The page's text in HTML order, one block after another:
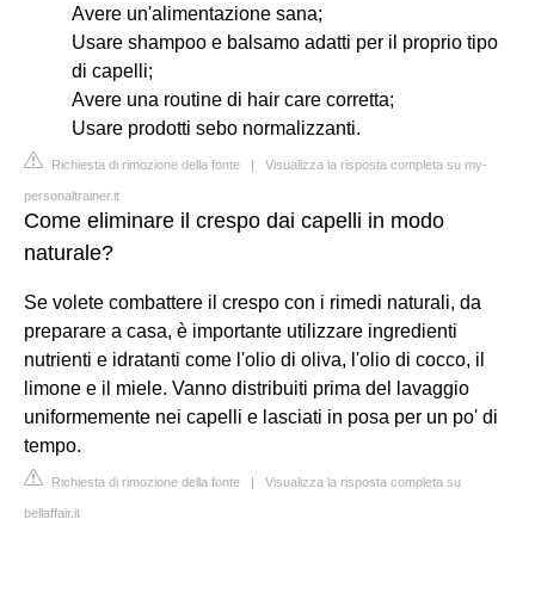
Avere un'alimentazione sana;
Usare shampoo e balsamo adatti per il proprio tipo
di capelli;
Avere una routine di hair care corretta;
Usare prodotti sebo normalizzanti.
Richiesta di rimozione della fonte | Visualizza la risposta completa su my-
personaltrainer.it
Come eliminare il crespo dai capelli in modo
naturale?
Se volete combattere il crespo con i rimedi naturali, da
preparare a casa, è importante utilizzare ingredienti
nutrienti e idratanti come l'olio di oliva, l'olio di cocco, il
limone e il miele. Vanno distribuiti prima del lavaggio
uniformemente nei capelli e lasciati in posa per un po' di
tempo.
Richiesta di rimozione della fonte | Visualizza la risposta completa su
bellaffair.it